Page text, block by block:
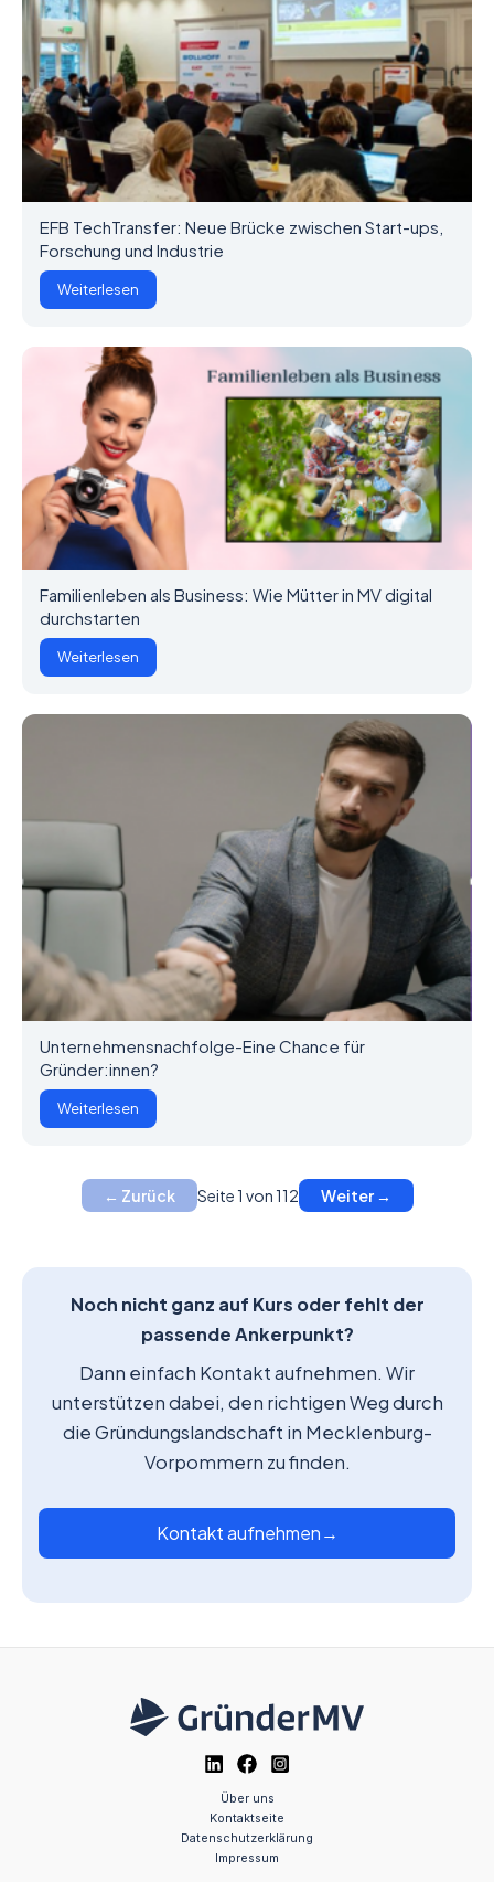
EFB TechTransfer: Neue Brücke zwischen Start-ups,
Forschung und Industrie
Weiterlesen
Familienleben als Business: Wie Mütter in MV digital
durchstarten
Weiterlesen
Unternehmensnachfolge-Eine Chance für
Gründer:innen?
Weiterlesen
← Zurück Seite 1 von 112 Weiter →
Noch nicht ganz auf Kurs oder fehlt der
passende Ankerpunkt?
Dann einfach Kontakt aufnehmen. Wir
unterstützen dabei, den richtigen Weg durch
die Gründungslandschaft in Mecklenburg-
Vorpommern zu finden.
Kontakt aufnehmen→
Über uns
Kontaktseite
Datenschutzerklärung
Impressum